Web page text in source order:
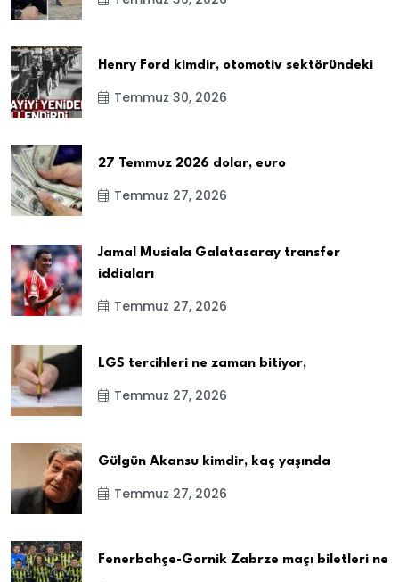
Henry Ford kimdir, otomotiv sektöründeki
Temmuz 30, 2026
27 Temmuz 2026 dolar, euro
Temmuz 27, 2026
Jamal Musiala Galatasaray transfer
iddiaları
Temmuz 27, 2026
LGS tercihleri ne zaman bitiyor,
Temmuz 27, 2026
Gülgün Akansu kimdir, kaç yaşında
Temmuz 27, 2026
Fenerbahçe-Gornik Zabrze maçı biletleri ne